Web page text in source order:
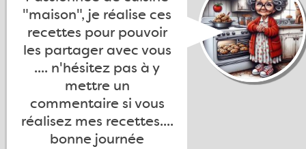
"maison", je réalise ces
recettes pour pouvoir
les partager avec vous
.... n'hésitez pas à y
mettre un
commentaire si vous
réalisez mes recettes....
bonne journée